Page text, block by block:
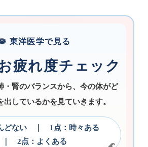
東洋医学で見る
疲れ度チェック
・腎のバランスから、今の体がど
出しているかを見ていきます。
どない ｜ 1点：時々ある
｜ 2点：よくある